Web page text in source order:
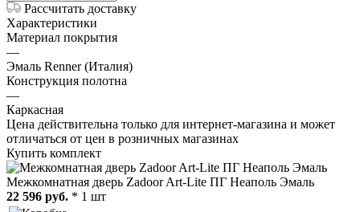
Рассчитать доставку
Характеристики
Материал покрытия
—
Эмаль Renner (Италия)
Конструкция полотна
—
Каркасная
Цена действительна только для интернет-магазина и может
отличаться от цен в розничных магазинах
Купить комплект
Межкомнатная дверь Zadoor Art-Lite ПГ Неаполь Эмаль
22 596 руб. * 1 шт